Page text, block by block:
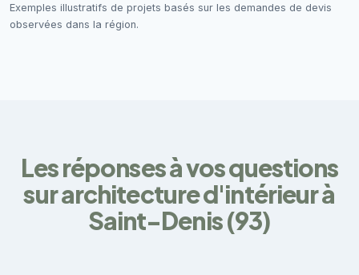
Exemples illustratifs de projets basés sur les demandes de devis
observées dans la région.
Les réponses à vos questions
sur architecture d'intérieur à
Saint-Denis (93)